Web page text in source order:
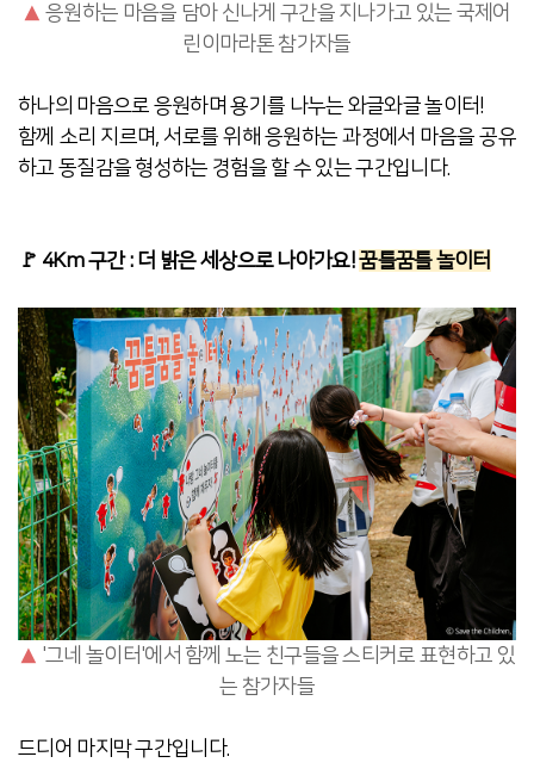
▲ 응원하는 마음을 담아 신나게 구간을 지나가고 있는 국제어
린이마라톤 참가자들
하나의 마음으로 응원하며 용기를 나누는 와글와글 놀이터!
함께 소리 지르며, 서로를 위해 응원하는 과정에서 마음을 공유
하고 동질감을 형성하는 경험을 할 수 있는 구간입니다.
🚩 4Km 구간 : 더 밝은 세상으로 나아가요!꿈틀꿈틀 놀이터
▲ '그네 놀이터'에서 함께 노는 친구들을 스티커로 표현하고 있
는 참가자들
드디어 마지막 구간입니다.